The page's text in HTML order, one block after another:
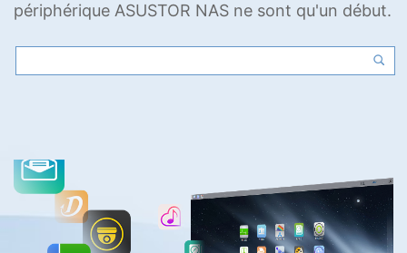
périphérique ASUSTOR NAS ne sont qu'un début.